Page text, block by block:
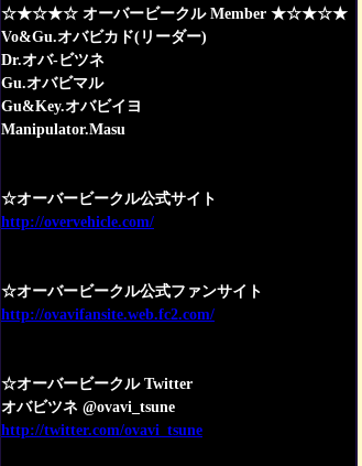
☆★☆★☆ オーバービークル Member ★☆★☆★
Vo&Gu.オバビカド(リーダー)
Dr.オバ-ビツネ
Gu.オバビマル
Gu&Key.オバビイヨ
Manipulator.Masu
☆オーバービークル公式サイト
http://overvehicle.com/
☆オーバービークル公式ファンサイト
http://ovavifansite.web.fc2.com/
☆オーバービークル Twitter
オバビツネ @ovavi_tsune
http://twitter.com/ovavi_tsune